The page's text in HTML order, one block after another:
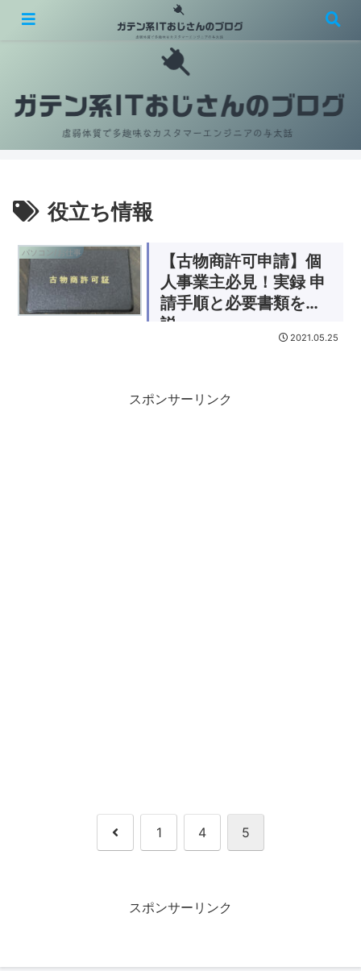
虚弱体質で多趣味なカスタマーエンジニアの与太話
役立ち情報
パソコン/お仕事
【古物商許可申請】個
人事業主必見！実録 申
請手順と必要書類を解
説
2021.05.25
スポンサーリンク
前 1 4 5
スポンサーリンク